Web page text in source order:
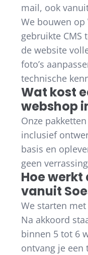
mail, ook
We bouwen
gebruikte CMS
de website
foto’s
technische
Wat kost
webshop
Onze
inclusief
basis en
geen
Hoe
vanuit
We starten
Na akkoord
binnen 5 tot 6
ontvang je een